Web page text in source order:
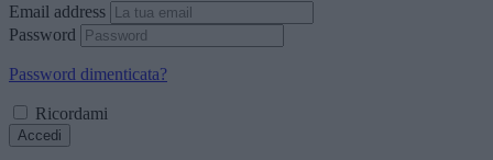
Email address
Password
Password dimenticata?
Ricordami
Accedi